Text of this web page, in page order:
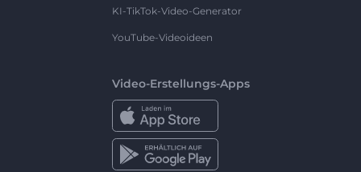
KI-TikTok-Video-Generator
YouTube-Videoideen
Video-Erstellungs-Apps